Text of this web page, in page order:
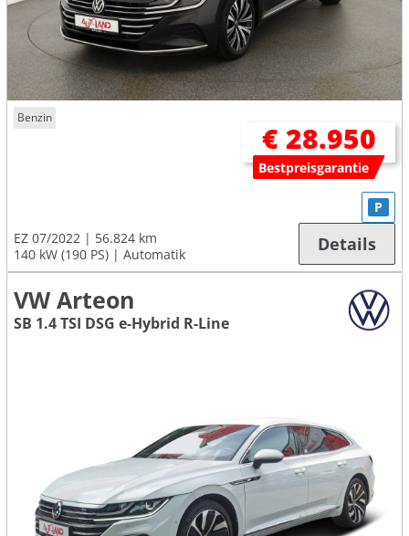
Benzin
€ 28.950
Bestpreisgarantie
EZ 07/2022
56.824 km
140 kW (190 PS)
Automatik
P
Details
VW Arteon
SB 1.4 TSI DSG e-Hybrid R-Line